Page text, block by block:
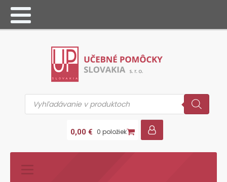
Products
search
0,00 € 0 položiek